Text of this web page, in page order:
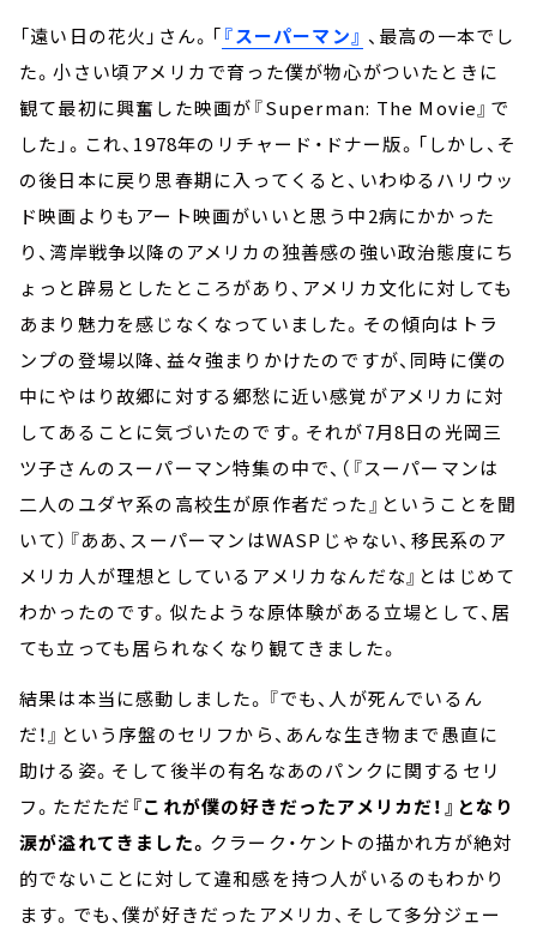
「遠い日の花火」さん。「『スーパーマン』 、最高の一本でし
た。小さい頃アメリカで育った僕が物心がついたときに
観て最初に興奮した映画が『Superman: The Movie』で
した」。これ、1978年のリチャード・ドナー版。「しかし、そ
の後日本に戻り思春期に入ってくると、いわゆるハリウッ
ド映画よりもアート映画がいいと思う中2病にかかった
り、湾岸戦争以降のアメリカの独善感の強い政治態度にち
ょっと辟易としたところがあり、アメリカ文化に対しても
あまり魅力を感じなくなっていました。その傾向はトラ
ンプの登場以降、益々強まりかけたのですが、同時に僕の
中にやはり故郷に対する郷愁に近い感覚がアメリカに対
してあることに気づいたのです。それが7月8日の光岡三
ツ子さんのスーパーマン特集の中で、（『スーパーマンは
二人のユダヤ系の高校生が原作者だった』ということを聞
いて）『ああ、スーパーマンはWASPじゃない、移民系のア
メリカ人が理想としているアメリカなんだな』とはじめて
わかったのです。似たような原体験がある立場として、居
ても立っても居られなくなり観てきました。
結果は本当に感動しました。『でも、人が死んでいるん
だ！』という序盤のセリフから、あんな生き物まで愚直に
助ける姿。そして後半の有名なあのパンクに関するセリ
フ。ただただ 『これが僕の好きだったアメリカだ！』となり
涙が溢れてきました。 クラーク・ケントの描かれ方が絶対
的でないことに対して違和感を持つ人がいるのもわかり
ます。でも、僕が好きだったアメリカ、そして多分ジェー